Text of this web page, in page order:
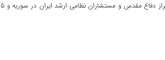
و “سرتیپ پاسدار محمدهادی حاجی رحیمی” از فرماندهان، پیشکسوتان و جانبازان سرافراز دفاع مقدس و مستشاران نظامی ارشد ایران در سوریه و ۵